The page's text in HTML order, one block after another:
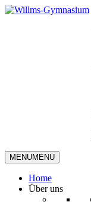
MENUMENU
Home
Über uns